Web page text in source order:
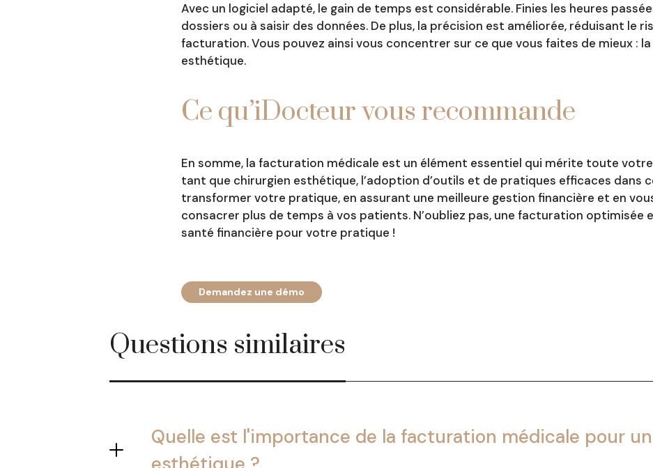
Avec un logiciel adapté, le gain de temps est considérable. Finies les heures
dossiers ou à saisir des données. De plus, la précision est améliorée, réduisant le
facturation. Vous pouvez ainsi vous concentrer sur ce que vous faites de mieux :
esthétique.
Ce qu’iDocteur vous recommande
En somme, la facturation médicale est un élément essentiel qui mérite toute
tant que chirurgien esthétique, l’adoption d’outils et de pratiques efficaces dans
transformer votre pratique, en assurant une meilleure gestion financière et en
consacrer plus de temps à vos patients. N’oubliez pas, une facturation optimisée
santé financière pour votre pratique !
Demandez une démo
Questions similaires
Quelle est l'importance de la facturation médicale pour